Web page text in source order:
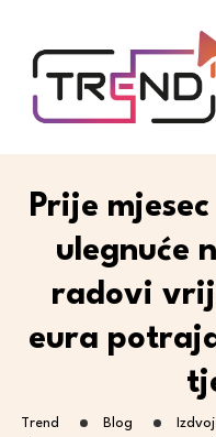
Prije
ulegnuće
radovi
eura
Trend Blog